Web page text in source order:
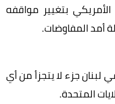
بتغيير مواقفه
أمد المفاوضات.
لبنان جزء لا يتجزأ من أي
المتحدة.